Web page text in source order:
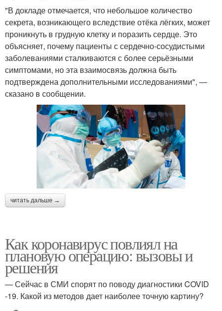
"В докладе отмечается, что небольшое количество
секрета, возникающего вследствие отёка лёгких, может
проникнуть в грудную клетку и поразить сердце. Это
объясняет, почему пациенты с сердечно-сосудистыми
заболеваниями сталкиваются с более серьёзными
симптомами, но эта взаимосвязь должна быть
подтверждена дополнительными исследованиями", —
сказано в сообщении.
читать дальше →
Как коронавирус повлиял на
плановую операцию: вызовы и
решения
— Сейчас в СМИ спорят по поводу диагностики COVID
-19. Какой из методов дает наиболее точную картину?